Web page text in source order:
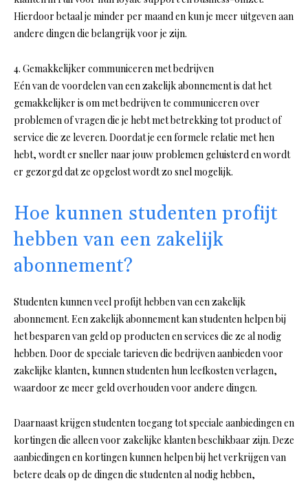
Hierdoor betaal je minder per maand en kun je meer uitgeven aan
andere dingen die belangrijk voor je zijn.
4. Gemakkelijker communiceren met bedrijven
Eén van de voordelen van een zakelijk abonnement is dat het
gemakkelijker is om met bedrijven te communiceren over
problemen of vragen die je hebt met betrekking tot product of
service die ze leveren. Doordat je een formele relatie met hen
hebt, wordt er sneller naar jouw problemen geluisterd en wordt
er gezorgd dat ze opgelost wordt zo snel mogelijk.
Hoe kunnen studenten profijt
hebben van een zakelijk
abonnement?
Studenten kunnen veel profijt hebben van een zakelijk
abonnement. Een zakelijk abonnement kan studenten helpen bij
het besparen van geld op producten en services die ze al nodig
hebben. Door de speciale tarieven die bedrijven aanbieden voor
zakelijke klanten, kunnen studenten hun leefkosten verlagen,
waardoor ze meer geld overhouden voor andere dingen.
Daarnaast krijgen studenten toegang tot speciale aanbiedingen en
kortingen die alleen voor zakelijke klanten beschikbaar zijn. Deze
aanbiedingen en kortingen kunnen helpen bij het verkrijgen van
betere deals op de dingen die studenten al nodig hebben,